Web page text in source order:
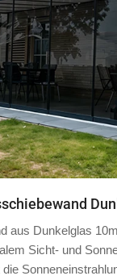
aus Dunkelglas
Sicht- und